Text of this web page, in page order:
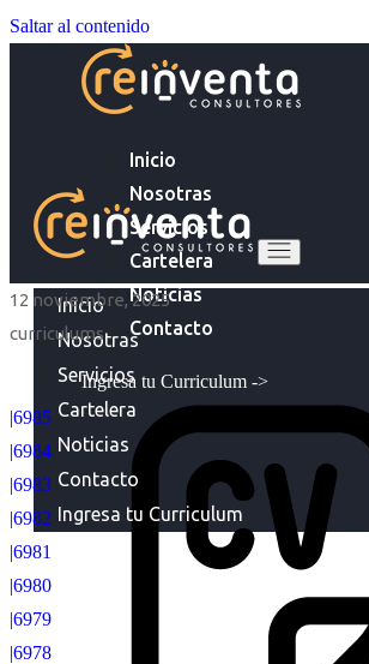
Saltar al contenido
Inicio
Nosotras
Servicios
Cartelera
Noticias
Contacto
Ingresa tu Curriculum ->
Inicio
Nosotras
Servicios
Cartelera
Noticias
Contacto
Ingresa tu Curriculum
12 noviembre, 2025
curriculums
|6985
|6984
|6983
|6982
|6981
|6980
|6979
|6978